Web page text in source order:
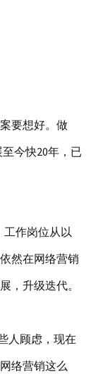
要想好。做
今快20年，已
工作岗位从以
然在网络营销
，升级迭代。
人顾虑，现在
络营销这么